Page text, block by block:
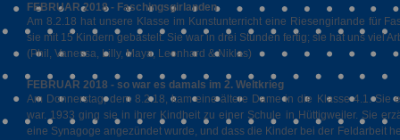
FEBRUAR 2018 - Faschingsgirlanden
Am 8.2.18 hat unsere Klasse im Kunstunterricht eine Riesengirlande für
sie mit 15 Kindern gebastelt. Sie war in drei Stunden fertig; sie hat uns viel
(Phil, Vanessa, Lilly, Maya, Leonhard & Niklas)
FEBRUAR 2018 - so war es damals im 2. Weltkrieg
Am Donnerstag, dem 8.2.18, kam eine ältere Dame in die Klasse 4.1. Sie
war. 1933 ging sie in ihrer Kindheit zu einer Schule in Hüttigweiler. Sie
eine Synagoge angezündet wurde, und dass die Kinder bei der Feldarbeit